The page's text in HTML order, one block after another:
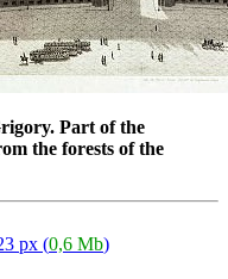
Part of the
the forests of the
px (0,6 Mb)